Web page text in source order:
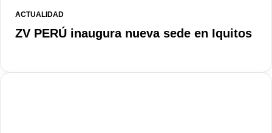
ACTUALIDAD
ZV PERÚ inaugura nueva sede en Iquitos